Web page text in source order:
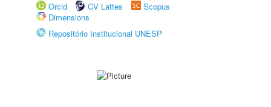
Orcid
CV Lattes
Scopus
Dimensions
Repositório Institucional UNESP